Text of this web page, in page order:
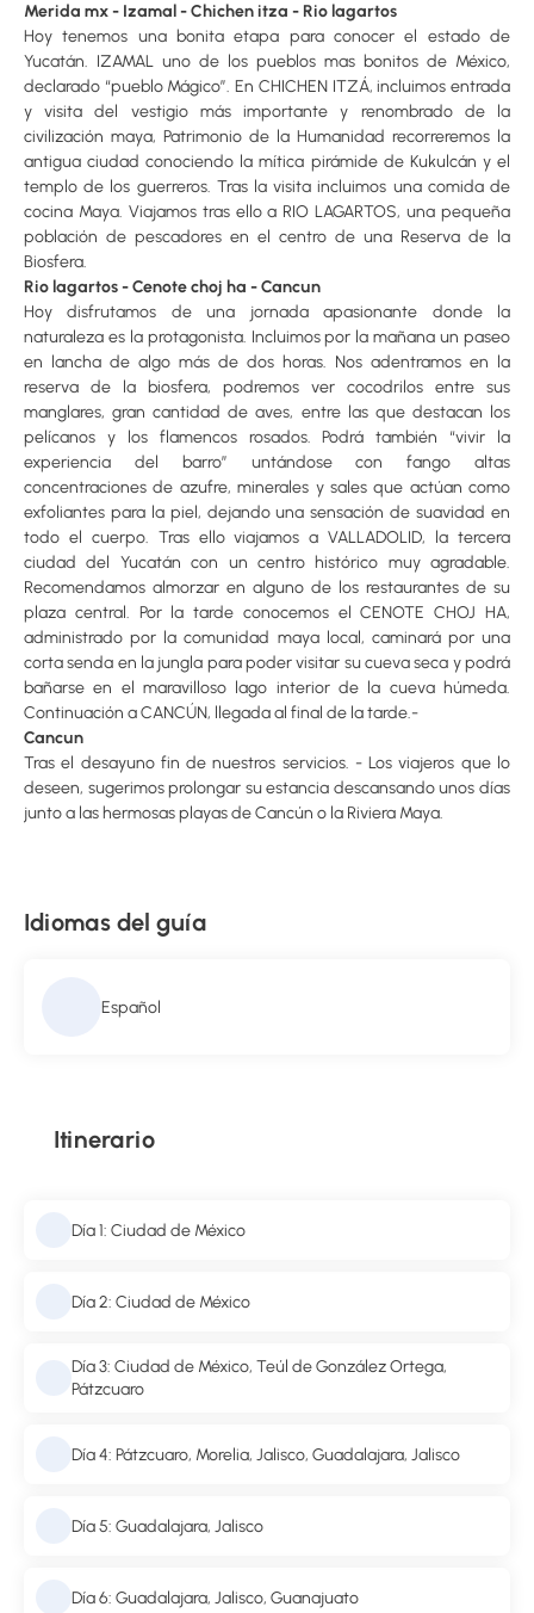
Merida mx - Izamal - Chichen itza - Rio lagartos
Hoy tenemos una bonita etapa para conocer el estado de
Yucatán. IZAMAL uno de los pueblos mas bonitos de México,
declarado “pueblo Mágico”. En CHICHEN ITZÁ, incluimos entrada
y visita del vestigio más importante y renombrado de la
civilización maya, Patrimonio de la Humanidad recorreremos la
antigua ciudad conociendo la mítica pirámide de Kukulcán y el
templo de los guerreros. Tras la visita incluimos una comida de
cocina Maya. Viajamos tras ello a RIO LAGARTOS, una pequeña
población de pescadores en el centro de una Reserva de la
Biosfera.
Rio lagartos - Cenote choj ha - Cancun
Hoy disfrutamos de una jornada apasionante donde la
naturaleza es la protagonista. Incluimos por la mañana un paseo
en lancha de algo más de dos horas. Nos adentramos en la
reserva de la biosfera, podremos ver cocodrilos entre sus
manglares, gran cantidad de aves, entre las que destacan los
pelícanos y los flamencos rosados. Podrá también “vivir la
experiencia del barro” untándose con fango altas
concentraciones de azufre, minerales y sales que actúan como
exfoliantes para la piel, dejando una sensación de suavidad en
todo el cuerpo. Tras ello viajamos a VALLADOLID, la tercera
ciudad del Yucatán con un centro histórico muy agradable.
Recomendamos almorzar en alguno de los restaurantes de su
plaza central. Por la tarde conocemos el CENOTE CHOJ HA,
administrado por la comunidad maya local, caminará por una
corta senda en la jungla para poder visitar su cueva seca y podrá
bañarse en el maravilloso lago interior de la cueva húmeda.
Continuación a CANCÚN, llegada al final de la tarde.-
Cancun
Tras el desayuno fin de nuestros servicios. - Los viajeros que lo
deseen, sugerimos prolongar su estancia descansando unos días
junto a las hermosas playas de Cancún o la Riviera Maya.
Idiomas del guía
Español
Itinerario
Día 1: Ciudad de México
Día 2: Ciudad de México
Día 3: Ciudad de México, Teúl de González Ortega,
Pátzcuaro
Día 4: Pátzcuaro, Morelia, Jalisco, Guadalajara, Jalisco
Día 5: Guadalajara, Jalisco
Día 6: Guadalajara, Jalisco, Guanajuato